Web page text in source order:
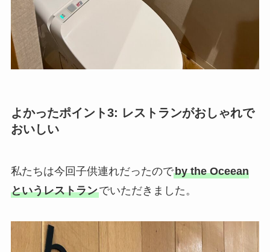
よかったポイント3: レストランがおしゃれで
おいしい
私たちは今回子供連れだったのでby the Oceean
というレストランでいただきました。